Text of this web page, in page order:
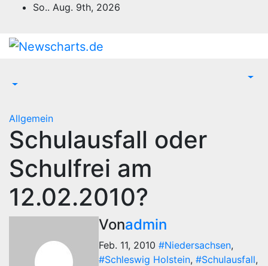
springen
So.. Aug. 9th, 2026
Allgemein
Schulausfall oder
Schulfrei am
12.02.2010?
Vonadmin
Feb. 11, 2010 #Niedersachsen,
#Schleswig Holstein, #Schulausfall,